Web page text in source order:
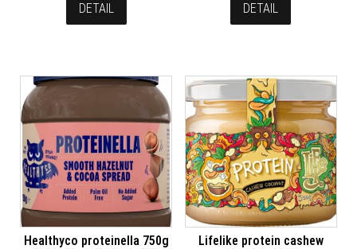
DETAIL DETAIL
Healthyco proteinella 750g
Lifelike protein cashew